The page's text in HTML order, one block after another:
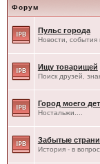
Форум
Пульс города
Новости, события
Ищу товарищей
Поиск друзей,
Город моего
Ностальжи....
Забытые
История - в